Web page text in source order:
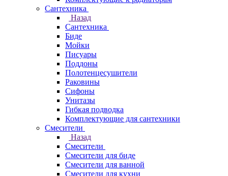
Сантехника
Назад
Сантехника
Биде
Мойки
Писуары
Поддоны
Полотенцесушители
Раковины
Сифоны
Унитазы
Гибкая подводка
Комплектующие для сантехники
Смесители
Назад
Смесители
Смесители для биде
Смесители для ванной
Смесители для кухни